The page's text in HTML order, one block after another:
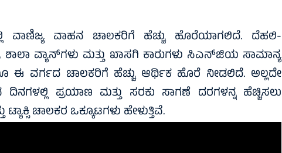
ವಾಹನ ಚಾಲಕರಿಗೆ ಹೆಚ್ಚು ಹೊರೆಯಾಗಲಿದೆ. ದೆಹಲಿ-
ವ್ಯಾನ್‌ಗಳು ಮತ್ತು ಖಾಸಗಿ ಕಾರುಗಳು ಸಿಎನ್‌ಜಿಯ ಸಾಮಾನ್ಯ
ಈ ವರ್ಗದ ಚಾಲಕರಿಗೆ ಹೆಚ್ಚು ಆರ್ಥಿಕ ಹೊರೆ ನೀಡಲಿದೆ. ಅಲ್ಲದೇ
ಪ್ರಯಾಣ ಮತ್ತು ಸರಕು ಸಾಗಣೆ ದರಗಳನ್ನ ಹೆಚ್ಚಿಸಲು
ಚಾಲಕರ ಒಕ್ಕೂಟಗಳು ಹೇಳುತ್ತಿವೆ.